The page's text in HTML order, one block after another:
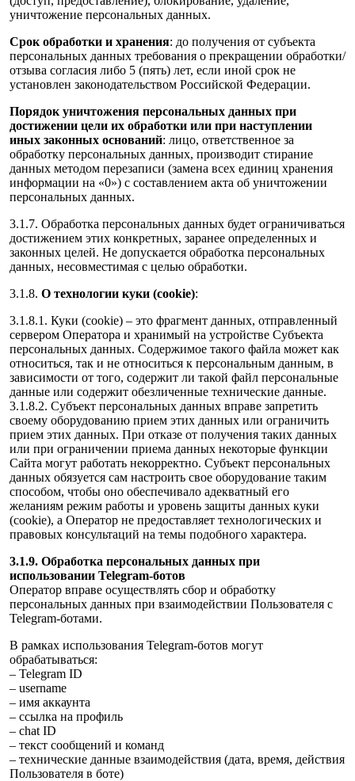
уничтожение персональных данных.
Срок обработки и хранения: до получения от субъекта
персональных данных требования о прекращении обработки/
отзыва согласия либо 5 (пять) лет, если иной срок не
установлен законодательством Российской Федерации.
Порядок уничтожения персональных данных при
достижении цели их обработки или при наступлении
иных законных оснований: лицо, ответственное за
обработку персональных данных, производит стирание
данных методом перезаписи (замена всех единиц хранения
информации на «0») с составлением акта об уничтожении
персональных данных.
3.1.7. Обработка персональных данных будет ограничиваться
достижением этих конкретных, заранее определенных и
законных целей. Не допускается обработка персональных
данных, несовместимая с целью обработки.
3.1.8. О технологии куки (cookie):
3.1.8.1. Куки (cookie) – это фрагмент данных, отправленный
сервером Оператора и хранимый на устройстве Субъекта
персональных данных. Содержимое такого файла может как
относиться, так и не относиться к персональным данным, в
зависимости от того, содержит ли такой файл персональные
данные или содержит обезличенные технические данные.
3.1.8.2. Субъект персональных данных вправе запретить
своему оборудованию прием этих данных или ограничить
прием этих данных. При отказе от получения таких данных
или при ограничении приема данных некоторые функции
Сайта могут работать некорректно. Субъект персональных
данных обязуется сам настроить свое оборудование таким
способом, чтобы оно обеспечивало адекватный его
желаниям режим работы и уровень защиты данных куки
(cookie), а Оператор не предоставляет технологических и
правовых консультаций на темы подобного характера.
3.1.9. Обработка персональных данных при
использовании Telegram-ботов
Оператор вправе осуществлять сбор и обработку
персональных данных при взаимодействии Пользователя с
Telegram-ботами.
В рамках использования Telegram-ботов могут
обрабатываться:
– Telegram ID
– username
– имя аккаунта
– ссылка на профиль
– chat ID
– текст сообщений и команд
– технические данные взаимодействия (дата, время, действия
Пользователя в боте)